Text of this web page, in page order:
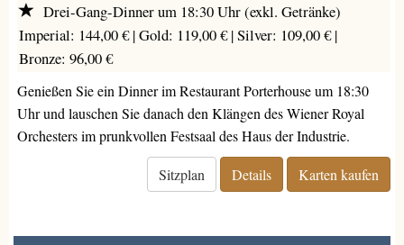
Drei-Gang-Dinner um 18:30 Uhr (exkl. Getränke)
Imperial: 144,00 € |Gold: 119,00 € |Silver: 109,00 € |
Bronze: 96,00 €
Genießen Sie ein Dinner im Restaurant Porterhouse um 18:30
Uhr und lauschen Sie danach den Klängen des Wiener Royal
Orchesters im prunkvollen Festsaal des Haus der Industrie.
Sitzplan Details Karten kaufen